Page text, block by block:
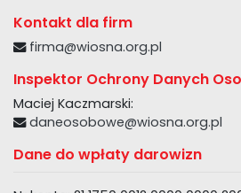
Kontakt dla firm
firma@wiosna.org.pl
Inspektor Ochrony Danych
Maciej Kaczmarski:
daneosobowe@wiosna.org.pl
Dane do wpłaty darowizn